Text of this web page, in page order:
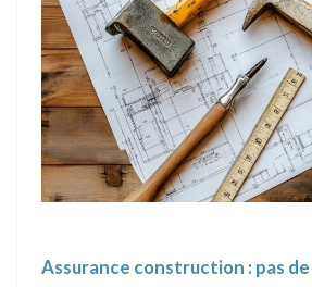
Assurance construction : pas